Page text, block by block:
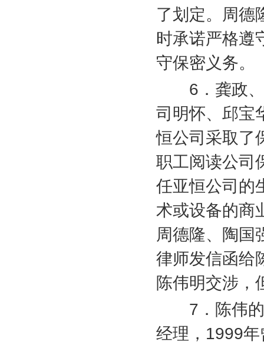
了划定。周德
时承诺严格遵
守保密义务。
6 ．龚政
司明怀、邱宝
恒公司采取了
职工阅读公司
任亚恒公司的
术或设备的商
周德隆、陶国
律师发信函给
陈伟明交涉，
7 ．陈伟
经理， 1999年